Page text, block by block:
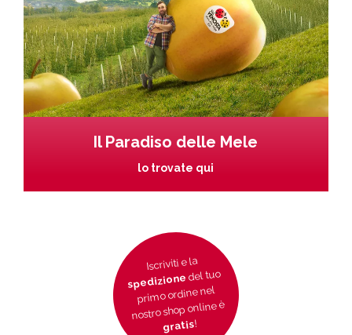
Il Paradiso delle Mele
lo trovate qui
Iscriviti e la
spedizionedel tuo
primo ordine nel
nostro shop online è
gratis!